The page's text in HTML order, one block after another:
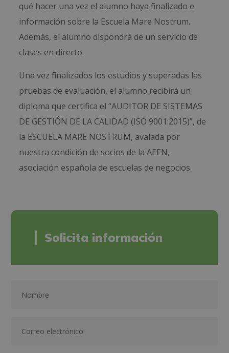
qué hacer una vez el alumno haya finalizado e
información sobre la Escuela Mare Nostrum.
Además, el alumno dispondrá de un servicio de
clases en directo.
Una vez finalizados los estudios y superadas las
pruebas de evaluación, el alumno recibirá un
diploma que certifica el “AUDITOR DE SISTEMAS
DE GESTIÓN DE LA CALIDAD (ISO 9001:2015)”, de
la ESCUELA MARE NOSTRUM, avalada por
nuestra condición de socios de la AEEN,
asociación española de escuelas de negocios.
Solicita información